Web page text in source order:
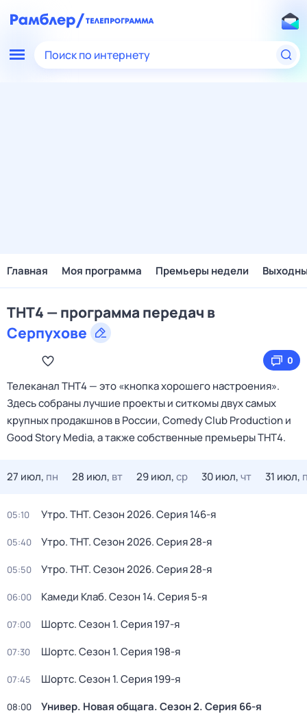
Поиск по интернету
Главная Моя программа Премьеры недели
ТНТ4 — программа передач в
Серпухове
0
Телеканал ТНТ4 — это «кнопка хорошего настроения».
Здесь собраны лучшие проекты и ситкомы двух самых
крупных продакшнов в России, Comedy Club Production и
Good Story Media, а также собственные премьеры ТНТ4.
27 июл, пн 28 июл, вт 29 июл,ср 30 июл,чт 31 июл,
05:10 Утро. ТНТ. Сезон 2026. Серия 146-я
05:40 Утро. ТНТ. Сезон 2026. Серия 28-я
05:50 Утро. ТНТ. Сезон 2026. Серия 28-я
06:00 Камеди Клаб. Сезон 14. Серия 5-я
07:00 Шортс. Сезон 1. Серия 197-я
07:30 Шортс. Сезон 1. Серия 198-я
07:45 Шортс. Сезон 1. Серия 199-я
08:00 Универ. Новая общага. Сезон 2. Серия 66-я